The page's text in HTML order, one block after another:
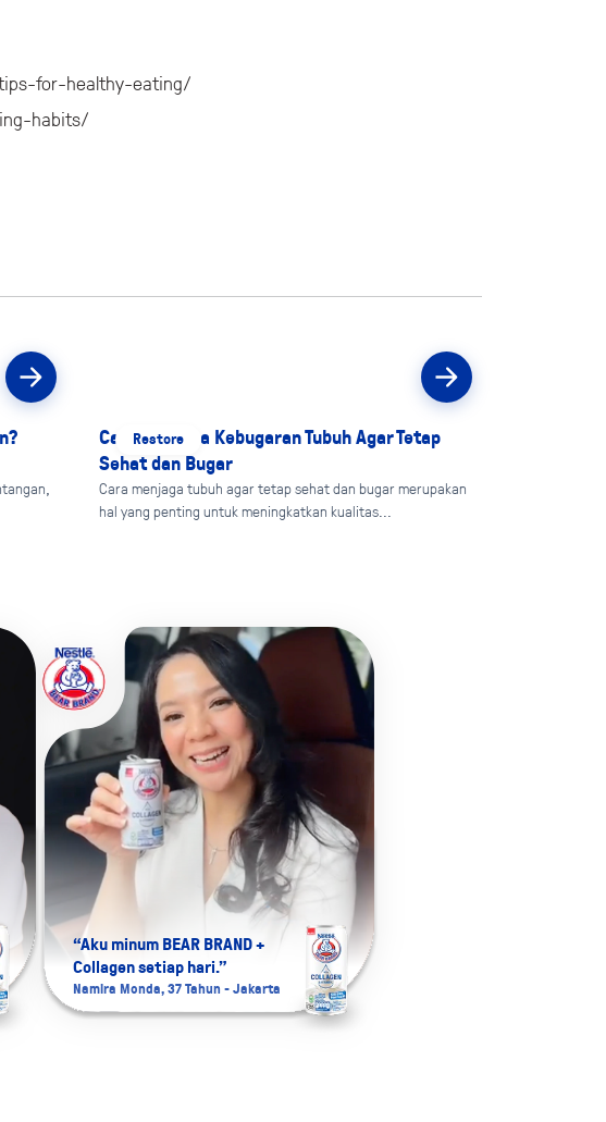
for-healthy-eating/
habits/
Restore
Cara Menjaga Kebugaran Tubuh Agar Tetap
Sehat dan Bugar
Cara menjaga tubuh agar tetap sehat dan bugar merupakan
hal yang penting untuk meningkatkan kualitas...
“Aku minum BEAR BRAND +
Collagen setiap hari.”
Namira Monda, 37 Tahun - Jakarta